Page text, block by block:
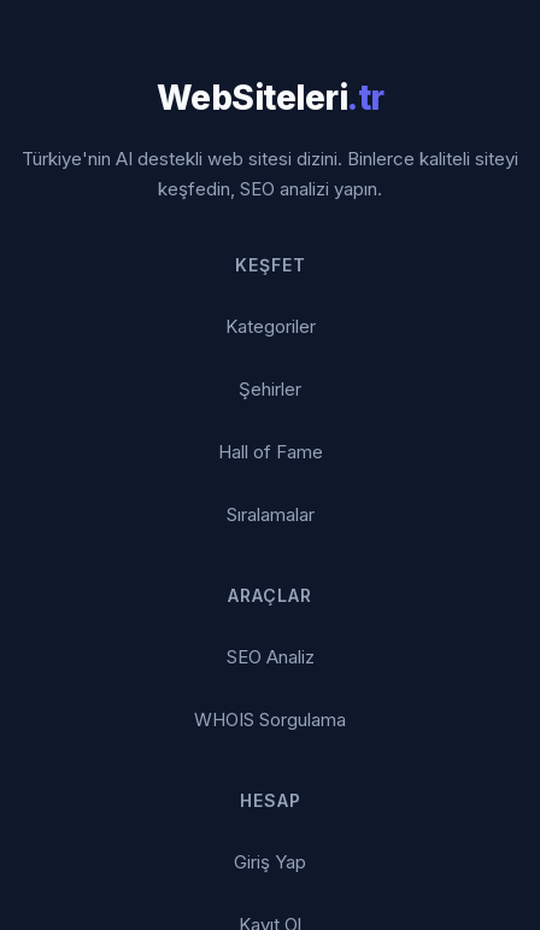
WebSiteleri.tr
Türkiye'nin AI destekli web sitesi dizini. Binlerce kaliteli siteyi
keşfedin, SEO analizi yapın.
KEŞFET
Kategoriler
Şehirler
Hall of Fame
Sıralamalar
ARAÇLAR
SEO Analiz
WHOIS Sorgulama
HESAP
Giriş Yap
Kayıt Ol